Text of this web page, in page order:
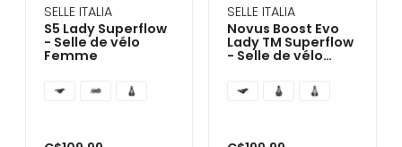
SELLE ITALIA
S5 Lady Superflow
- Selle de vélo
Femme
SELLE ITALIA
Novus Boost Evo
Lady TM Superflow
- Selle de vélo